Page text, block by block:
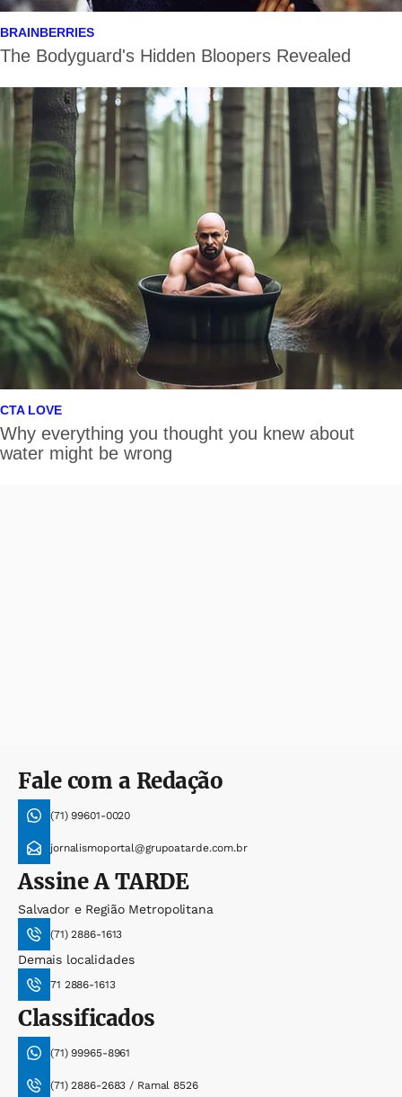
Fale com a Redação
(71) 99601-0020
jornalismoportal@grupoatarde.com.br
AssineA TARDE
Salvador e Região Metropolitana
(71) 2886-1613
Demais localidades
71 2886-1613
Classificados
(71) 99965-8961
(71) 2886-2683 / Ramal 8526